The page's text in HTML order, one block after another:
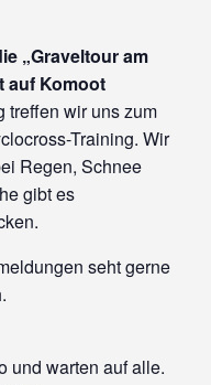
„Graveltour am
auf Komoot
treffen wir uns zum
Training. Wir
Regen, Schnee
gibt es
seht gerne
und warten auf alle.